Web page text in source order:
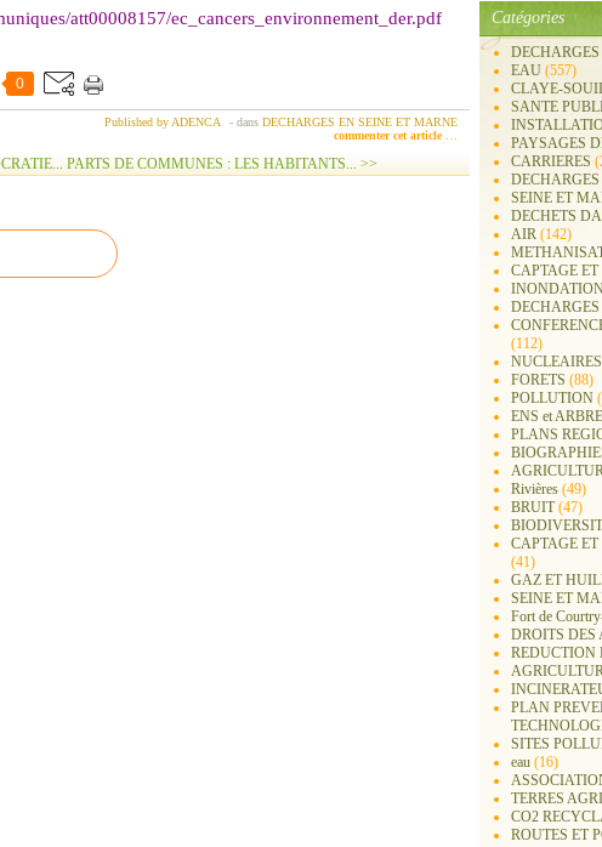
att00008157/ec_cancers_environnement_der.pdf
0
Published by ADENCA - dans DECHARGES EN SEINE ET MARNE
commenter cet article
PARTS DE COMMUNES : LES HABITANTS... >>
Catégories
EAU (557)
CLAYE-
SANTE
PAYSAGES
CARRIERES
DECHARGES
SEINE ET
DECHETS
AIR (142)
CAPTAGE
(112)
FORETS (88)
POLLUTION
ENS et
PLANS
Rivières (49)
BRUIT(47)
CAPTAGE
(41)
GAZ ET
SEINE ET
Fort de
DROITS DES
REDUCTION
PLAN
SITES
eau (16)
TERRES
CO2
ROUTES ET